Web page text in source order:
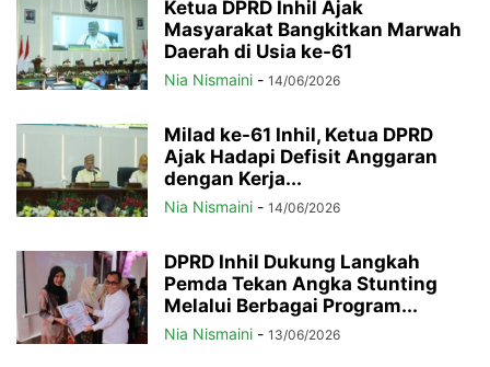
Ketua DPRD Inhil Ajak
Masyarakat Bangkitkan Marwah
Daerah di Usia ke-61
Nia Nismaini - 14/06/2026
Milad ke-61 Inhil, Ketua DPRD
Ajak Hadapi Defisit Anggaran
dengan Kerja...
Nia Nismaini - 14/06/2026
DPRD Inhil Dukung Langkah
Pemda Tekan Angka Stunting
Melalui Berbagai Program...
Nia Nismaini - 13/06/2026